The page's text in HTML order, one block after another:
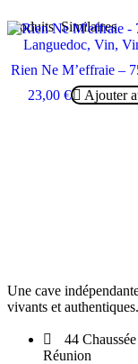
Produits Similaires
Languedoc, Vin,
Rien Ne M’effraie –
23,00 € Ajouter
Une cave
vivants et authentiques.
44
Réunion